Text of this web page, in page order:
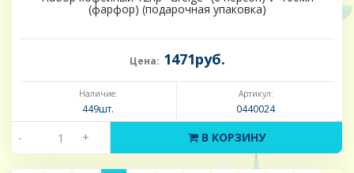
(фарфор) (подарочная упаковка)
Цена: 1471руб.
Наличие:
449шт.
Артикул:
0440024
- + В КОРЗИНУ